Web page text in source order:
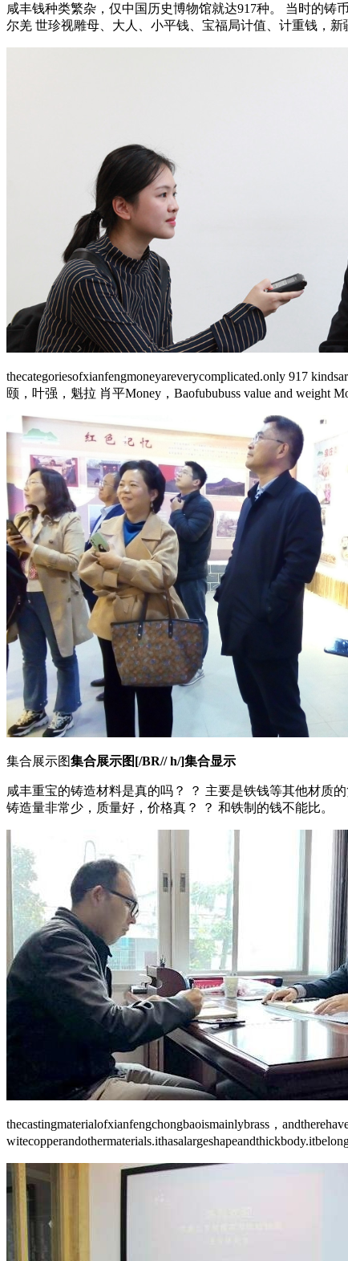
咸丰钱种类繁杂，仅中国历史博物馆就达917种。 当时的
尔羌 世珍视雕母、大人、小平钱、宝福局计值、计重钱，新
thecategoriesofxianfengmoneyareverycomplicated.only 917
颐，叶强，魁拉 肖平Money，Baofububuss value and weight
集合展示图集合展示图[/BR// h/]集合显示
咸丰重宝的铸造材料是真的吗？ ？ 主要是铁钱等其他材质
铸造量非常少，质量好，价格真？ ？ 和铁制的钱不能比。
thecastingmaterialofxianfengchongbaoismainlybrass，